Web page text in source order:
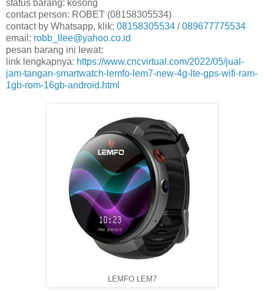
status barang: kosong
contact person: ROBET (08158305534)
contact by Whatsapp, klik: 08158305534 /089677775534
email: robb_llee@yahoo.co.id
pesan barang ini lewat:
link lengkapnya: https://www.cncvirtual.com/2022/05/jual-
jam-tangan-smartwatch-lemfo-lem7-new-4g-lte-gps-wifi-ram-
1gb-rom-16gb-android.html
LEMFO LEM7